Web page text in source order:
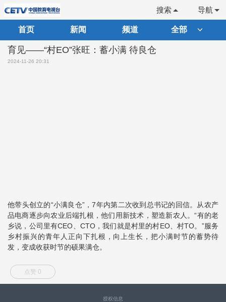
导航
搜索
首页 新闻 频道 全部
育见——“村EO”张旺：蓄小满 待良仓
2024-11-26 20:31
他带头创立的“小满良仓”，7年内第二次收到总书记的回信。从农产
品电商逐步向农业后端扎根，他们用新技术，塑造新农人。“有的老
乡说，公司里有CEO、CTO，我们就是村里的村EO、村TO。”服务
乡村振兴的青年人正向下扎根，向上生长，把小满时节的蓄势待
发，变成收获时节的硕果满仓。
点赞 0
授权信息